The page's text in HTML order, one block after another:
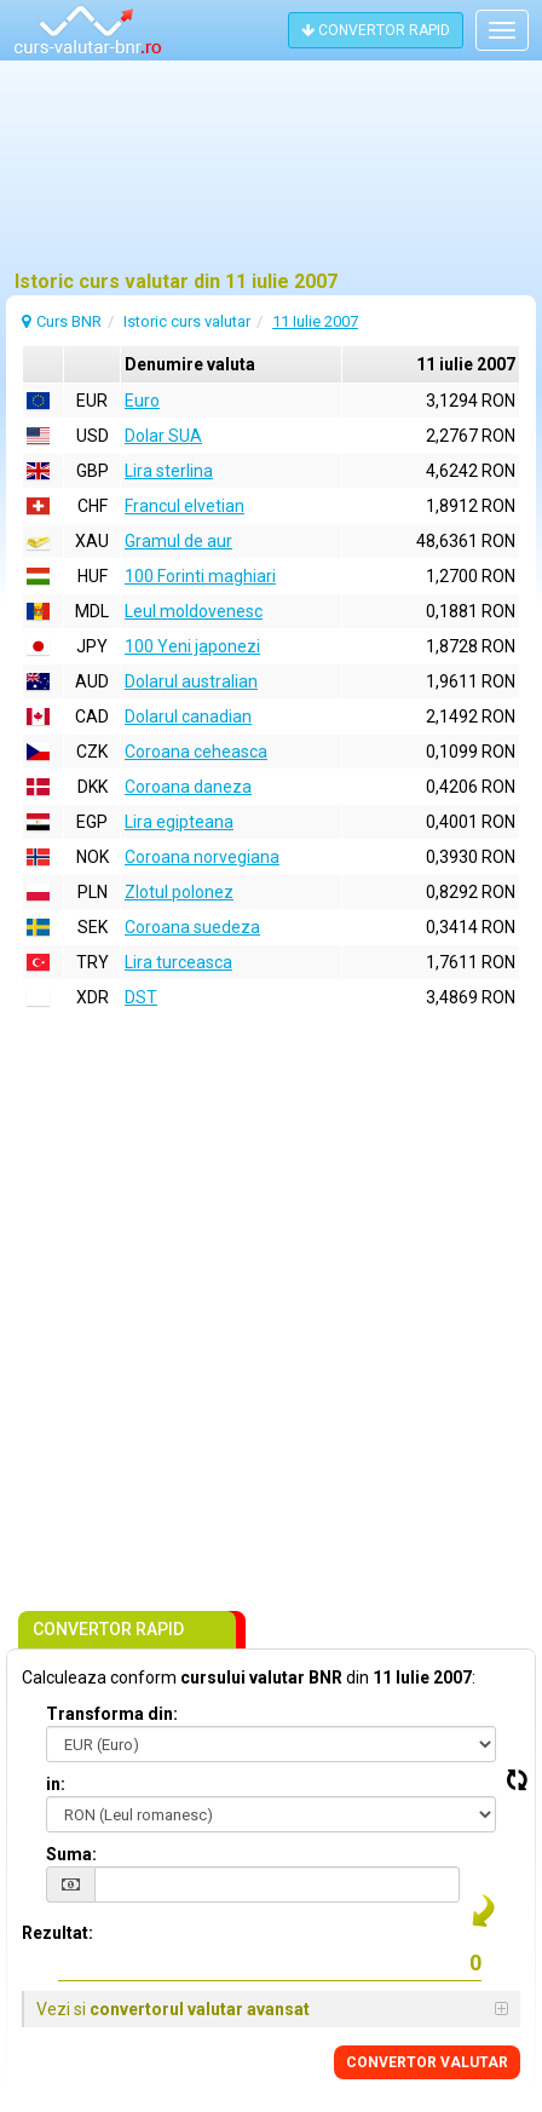
CONVERTOR RAPID
Istoric curs valutar din 11 iulie 2007
Curs BNR Istoric curs valutar 11 Iulie 2007
Denumire valuta
11 iulie 2007
EUR
Euro
3,1294 RON
USD
Dolar SUA
2,2767 RON
GBP
Lira sterlina
4,6242 RON
CHF
Francul elvetian
1,8912 RON
XAU
Gramul de aur
48,6361 RON
HUF
100 Forinti maghiari
1,2700 RON
MDL
Leul moldovenesc
0,1881 RON
JPY
100 Yeni japonezi
1,8728 RON
AUD
Dolarul australian
1,9611 RON
CAD
Dolarul canadian
2,1492 RON
CZK
Coroana ceheasca
0,1099 RON
DKK
Coroana daneza
0,4206 RON
EGP
Lira egipteana
0,4001 RON
NOK
Coroana norvegiana
0,3930 RON
PLN
Zlotul polonez
0,8292 RON
SEK
Coroana suedeza
0,3414 RON
TRY
Lira turceasca
1,7611 RON
XDR
DST 3,4869 RON
CONVERTOR RAPID
Calculeaza conform cursului valutar BNR din 11 Iulie 2007:
Transforma din:
in:
Suma:
Rezultat:
Vezi si convertorul valutar avansat
CONVERTOR VALUTAR